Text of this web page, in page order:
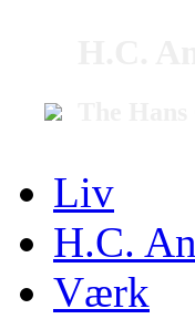
Liv
H.C.
Værk